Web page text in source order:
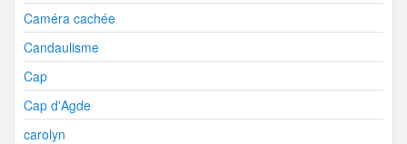
Caméra cachée
Candaulisme
Cap
Cap d'Agde
carolyn